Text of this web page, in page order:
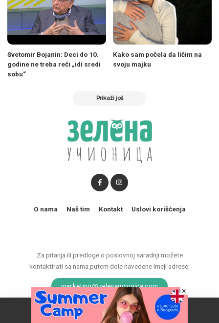
Svetomir Bojanin: Deci do 10.
godine ne treba reći „idi sredi
sobu“
Kako sam počela da ličim na
svoju majku
Prikaži još
Za pitanja ili predloge o poslovnoj saradnji možete
kontaktirati sa nama putem dole navedene imejl adrese:
marketing@zelenaucionica.com
O nama Naš tim Kontakt Uslovi korišćenja
Naš vebsajt koristi kolačiće da poboljša vaše iskustvo.
×